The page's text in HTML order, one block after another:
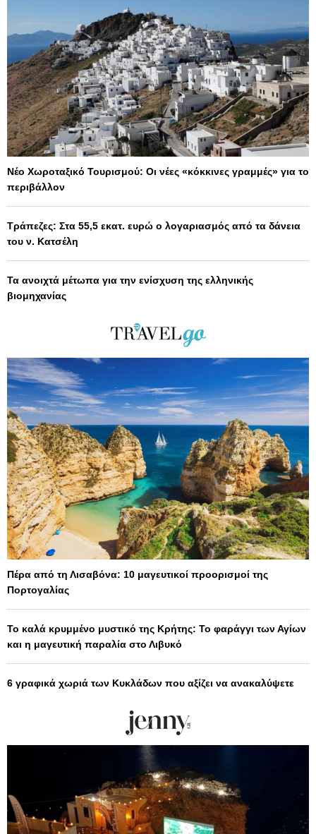
Νέο Χωροταξικό Τουρισμού: Οι νέες «κόκκινες γραμμές» για το
περιβάλλον
Τράπεζες: Στα 55,5 εκατ. ευρώ ο λογαριασμός από τα δάνεια
του ν. Κατσέλη
Τα ανοιχτά μέτωπα για την ενίσχυση της ελληνικής
βιομηχανίας
Πέρα από τη Λισαβόνα: 10 μαγευτικοί προορισμοί της
Πορτογαλίας
Το καλά κρυμμένο μυστικό της Κρήτης: Το φαράγγι των Αγίων
και η μαγευτική παραλία στο Λιβυκό
6 γραφικά χωριά των Κυκλάδων που αξίζει να ανακαλύψετε